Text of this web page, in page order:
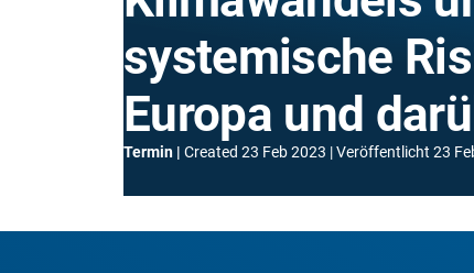
systemische
Europa und
Termin Created 23 Feb 2023 Veröffentlicht 23